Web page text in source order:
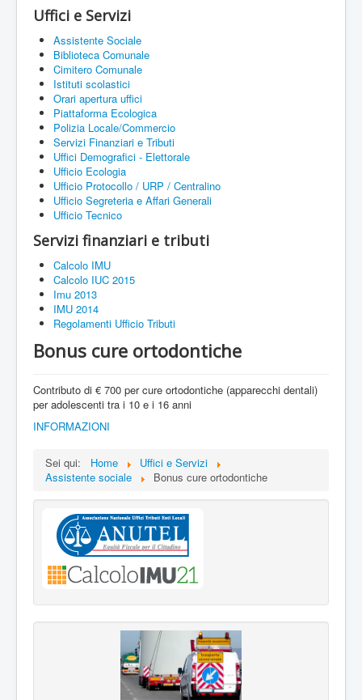
Uffici e Servizi
Assistente Sociale
Biblioteca Comunale
Cimitero Comunale
Istituti scolastici
Orari apertura uffici
Piattaforma Ecologica
Polizia Locale/Commercio
Servizi Finanziari e Tributi
Uffici Demografici - Elettorale
Ufficio Ecologia
Ufficio Protocollo / URP / Centralino
Ufficio Segreteria e Affari Generali
Ufficio Tecnico
Servizi finanziari e tributi
Calcolo IMU
Calcolo IUC 2015
Imu 2013
IMU 2014
Regolamenti Ufficio Tributi
Bonus cure ortodontiche
Contributo di € 700 per cure ortodontiche (apparecchi dentali)
per adolescenti tra i 10 e i 16 anni
INFORMAZIONI
Sei qui: Home
Uffici e Servizi
Assistente sociale
Bonus cure ortodontiche